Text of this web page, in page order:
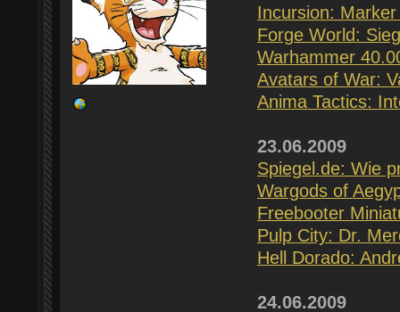
Incursion:
Forge World:
Warhammer
Avatars of War:
Anima Tactics:
23.06.2009
Spiegel.de: Wie
Wargods of
Freebooter
Pulp City: Dr.
Hell Dorado:
24.06.2009